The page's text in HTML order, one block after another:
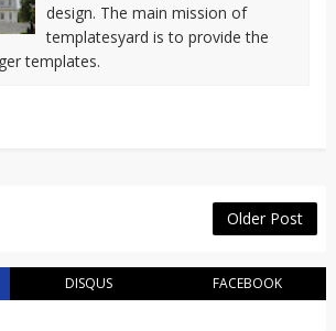
design. The main mission of
templatesyard is to provide the
templates.
Older Post
DISQUS FACEBOOK